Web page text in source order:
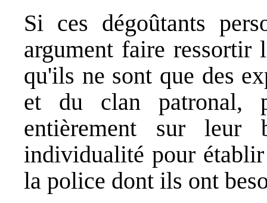
Si ces dégoûtants
argument faire
qu'ils ne sont que des
et du clan patronal,
entièrement sur leur
individualité pour
la police dont ils ont